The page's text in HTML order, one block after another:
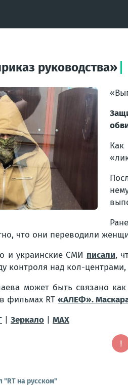
руководства»
Как
что они переводили
и украинские СМИ писали,
контроля над кол-
может быть связано
фильмах RT «АЛЕФ».
Зеркало MAX
"RT на русском"